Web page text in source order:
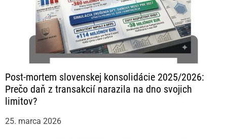
Post-mortem slovenskej konsolidácie 2025/2026:
Prečo daň z transakcií narazila na dno svojich
limitov?
25. marca 2026